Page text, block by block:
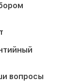
вопросы